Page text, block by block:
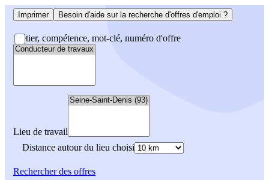
Imprimer Besoin d'aide sur la recherche d'offres d'emploi ?
Métier, compétence, mot-clé, numéro d'offre
Lieu de travail
Distance autour du lieu choisi
Rechercherdes offres